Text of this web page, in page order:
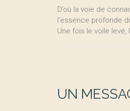
D’où la voie de
l’essence profonde
Une fois le voile
UN